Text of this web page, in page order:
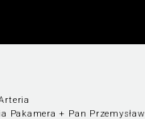
Pakamera + Pan Przemysław